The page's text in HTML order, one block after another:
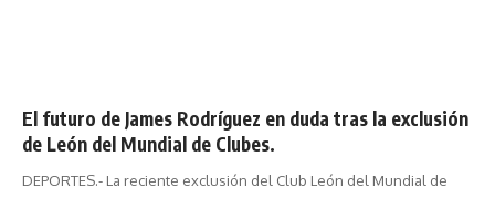
El futuro de James Rodríguez en duda tras la exclusión
de León del Mundial de Clubes.
DEPORTES.- La reciente exclusión del Club León del Mundial de